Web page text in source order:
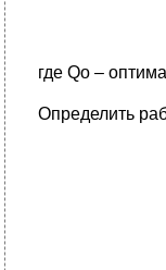
где Qо –
Определить